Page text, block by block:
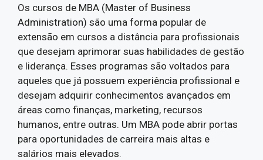
Os cursos de MBA (Master of Business
Administration) são uma forma popular de
extensão em cursos a distância para profissionais
que desejam aprimorar suas habilidades de gestão
e liderança. Esses programas são voltados para
aqueles que já possuem experiência profissional e
desejam adquirir conhecimentos avançados em
áreas como finanças, marketing, recursos
humanos, entre outras. Um MBA pode abrir portas
para oportunidades de carreira mais altas e
salários mais elevados.